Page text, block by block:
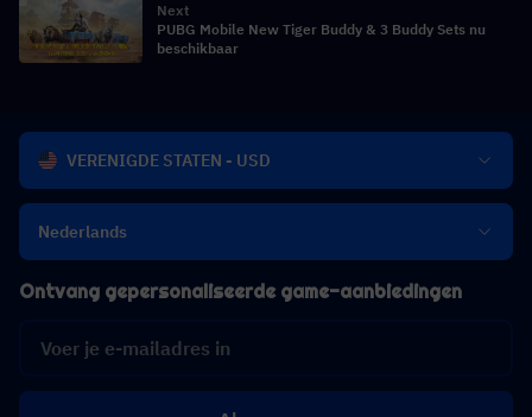
Next
PUBG Mobile New Tiger Buddy & 3 Buddy Sets nu
beschikbaar
VERENIGDE STATEN - USD
Nederlands
Ontvang gepersonaliseerde game-aanbiedingen